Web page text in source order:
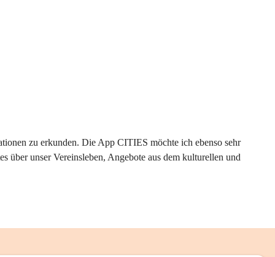
zu erkunden. Die App CITIES möchte ich ebenso sehr
über unser Vereinsleben, Angebote aus dem kulturellen und